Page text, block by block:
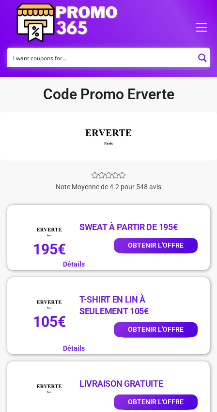
Code Promo Erverte
Note Moyenne de 4.2 pour 548 avis
195€
SWEAT À PARTIR DE 195€
OBTENIR L'OFFRE
Détails
105€
T-SHIRT EN LIN À
SEULEMENT 105€
OBTENIR L'OFFRE
Détails
LIVRAISON GRATUITE
OBTENIR L'OFFRE